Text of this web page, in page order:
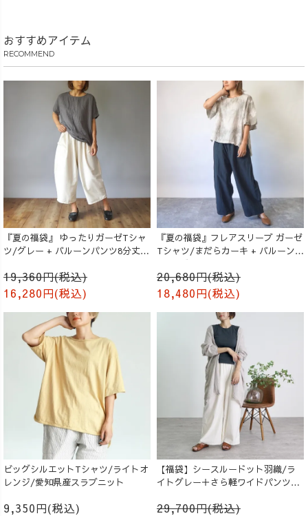
おすすめアイテム
RECOMMEND
『夏の福袋』 ゆったりガーゼTシャ
ツ/グレー + バルーンパンツ8分丈/
19,360円(税込)
16,280円(税込)
『夏の福袋』フレアスリーブ ガーゼ
Tシャツ/まだらカーキ + バルーンパ
ンツ/ブラック
20,680円(税込)
18,480円(税込)
ビッグシルエットTシャツ/ライトオ
レンジ/愛知県産スラブニット
9,350円(税込)
【福袋】シースルードット羽織/ラ
イトグレー＋さら軽ワイドパンツ/
29,700円(税込)